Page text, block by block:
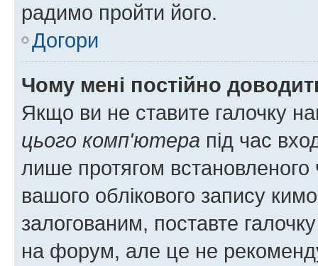
радимо пройти його.
Догори
Чому мені постійно
Якщо ви не ставите галочку
цього комп'ютера під час
лише протягом встановленого
вашого облікового запису
залогованим, поставте
на форум, але це не